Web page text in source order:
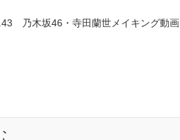
乃木坂46・寺田蘭世メイキング動画